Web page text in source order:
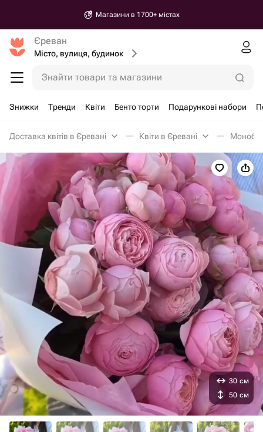
Магазини в 1700+ містах
Єреван
Місто, вулиця, будинок
Знайти товари та магазини
Знижки Тренди Квіти Бенто торти Подарункові набори
Доставка квітів в Єревані Квіти в Єревані
30 см
50 см